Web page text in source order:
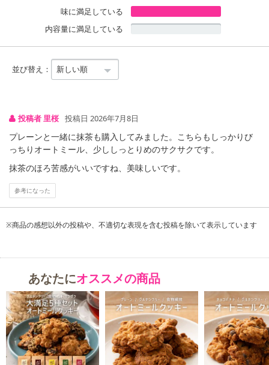
味に満足している
内容量に満足している
並び替え：
投稿者 里桜 投稿日 2026年7月8日
プレーンと一緒に抹茶も購入してみました。こちらもしっかりび
っちりオートミール、少ししっとりめのサクサクです。
抹茶のほろ苦感がいいですね、美味しいです。
参考になった
※商品の感想以外の投稿や、不適切な表現を含む投稿を除いて表示しています
あなたにオススメの商品